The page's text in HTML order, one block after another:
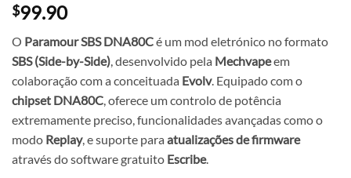
$99.90
O Paramour SBS DNA80Cé um mod eletrónico no formato
SBS (Side-by-Side), desenvolvido pela Mechvapeem
colaboração com a conceituada Evolv. Equipado com o
chipset DNA80C, oferece um controlo de potência
extremamente preciso, funcionalidades avançadas como o
modo Replay, e suporte para atualizações de firmware
através do software gratuito Escribe.